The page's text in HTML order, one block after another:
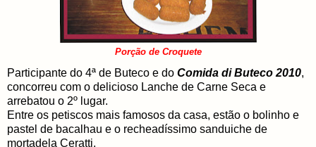
Porção de Croquete
Participante do 4ª de Buteco e do Comida di Buteco 2010,
concorreu com o delicioso Lanche de Carne Seca e
arrebatou o 2º lugar.
Entre os petiscos mais famosos da casa, estão o bolinho e
pastel de bacalhau e o recheadíssimo sanduiche de
mortadela Ceratti.